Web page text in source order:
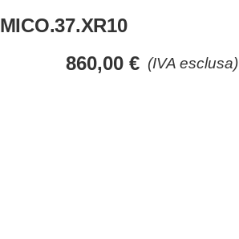
MICO.37.XR10
(IVA esclusa)
860,00 €